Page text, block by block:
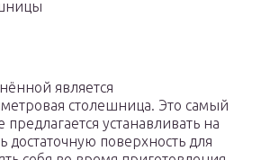
является
столешница. Это самый
устанавливать на
достаточную поверхность для